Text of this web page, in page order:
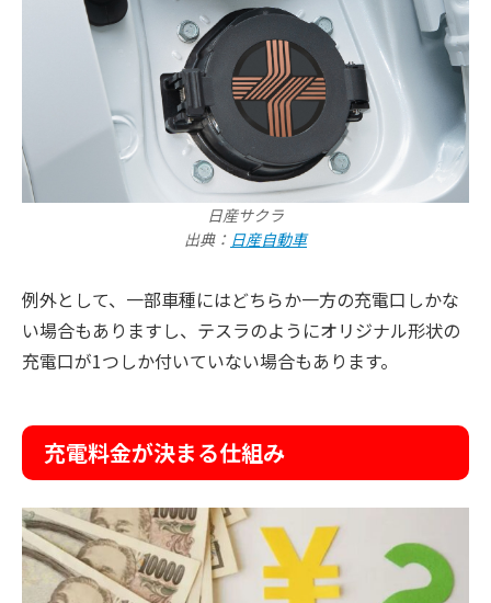
日産サクラ
出典： 日産自動車
例外として、一部車種にはどちらか一方の充電口しかな
い場合もありますし、テスラのようにオリジナル形状の
充電口が1つしか付いていない場合もあります。
充電料金が決まる仕組み